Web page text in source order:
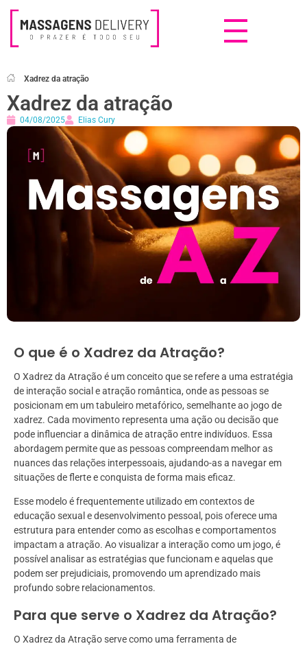
Xadrez da atração
Xadrez da atração
04/08/2025 Elias Cury
O que é o Xadrez da Atração?
O Xadrez da Atração é um conceito que se refere a uma estratégia
de interação social e atração romântica, onde as pessoas se
posicionam em um tabuleiro metafórico, semelhante ao jogo de
xadrez. Cada movimento representa uma ação ou decisão que
pode influenciar a dinâmica de atração entre indivíduos. Essa
abordagem permite que as pessoas compreendam melhor as
nuances das relações interpessoais, ajudando-as a navegar em
situações de flerte e conquista de forma mais eficaz.
Esse modelo é frequentemente utilizado em contextos de
educação sexual e desenvolvimento pessoal, pois oferece uma
estrutura para entender como as escolhas e comportamentos
impactam a atração. Ao visualizar a interação como um jogo, é
possível analisar as estratégias que funcionam e aquelas que
podem ser prejudiciais, promovendo um aprendizado mais
profundo sobre relacionamentos.
Para que serve o Xadrez da Atração?
O Xadrez da Atração serve como uma ferramenta de